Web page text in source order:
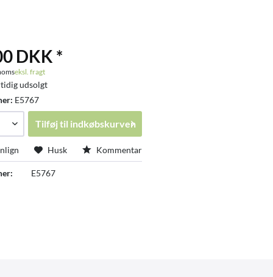
DKK *
eksl. fragt
udsolgt
E5767
Tilføj til indkøbskurven
Husk Kommentar
E5767